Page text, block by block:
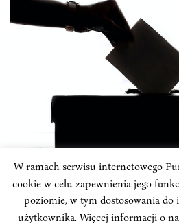
Kazachstan w
W ramach serwisu internetowego
cookie w celu zapewnienia jego
poziomie, w tym dostosowania
użytkownika. Więcej informacji o